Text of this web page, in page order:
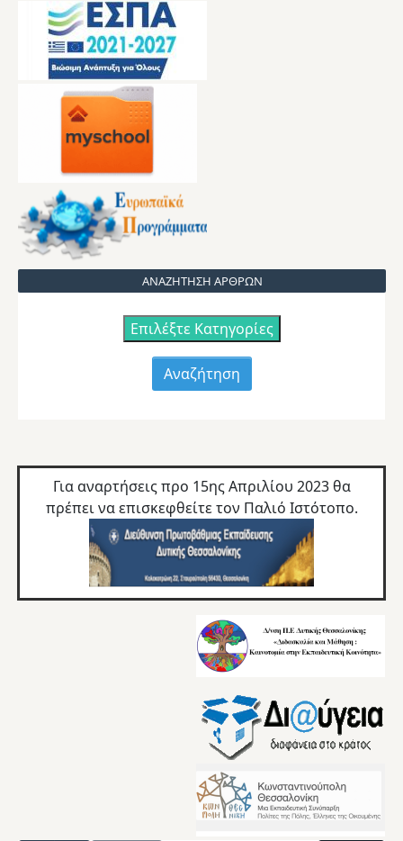
ΑΝΑΖΗΤΗΣΗ ΑΡΘΡΩΝ
Επιλέξτε Κατηγορίες
Για αναρτήσεις προ 15ης Απριλίου 2023 θα
πρέπει να επισκεφθείτε τον Παλιό Ιστότοπο.